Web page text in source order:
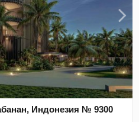
Индонезия № 9300